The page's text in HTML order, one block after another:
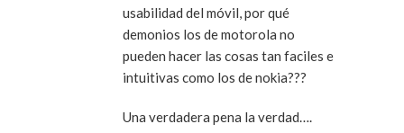
usabilidad del móvil, por qué
demonios los de motorola no
pueden hacer las cosas tan faciles e
intuitivas como los de nokia???
Una verdadera pena la verdad….